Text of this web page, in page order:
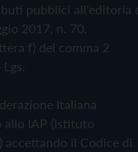
pubblici all'editoria
2017, n. 70.
f) del comma 2
Italiana
allo IAP (Istituto
il Codice di